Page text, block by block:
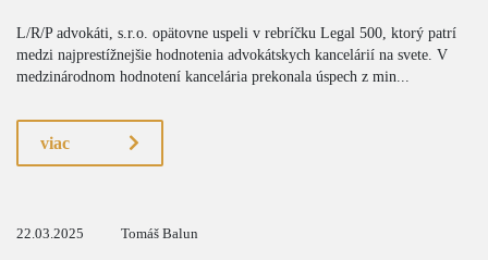
L/R/P advokáti, s.r.o. opätovne uspeli v rebríčku Legal 500, ktorý patrí
medzi najprestížnejšie hodnotenia advokátskych kancelárií na svete. V
medzinárodnom hodnotení kancelária prekonala úspech z min...
viac
22.03.2025 Tomáš Balun